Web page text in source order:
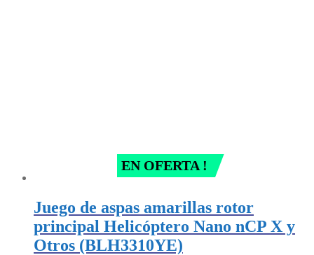
EN OFERTA !
Juego de aspas amarillas rotor
principal Helicóptero Nano nCP X y
Otros (BLH3310YE)